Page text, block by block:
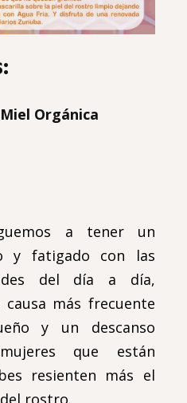
Orgánica
a tener un
y fatigado con las
del día a día,
más frecuente
y un descanso
que están
resienten más el
rostro.